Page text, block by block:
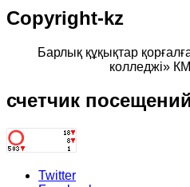
Copyright-kz
Барлық құқықтар
колледжі»
счетчик
Twitter